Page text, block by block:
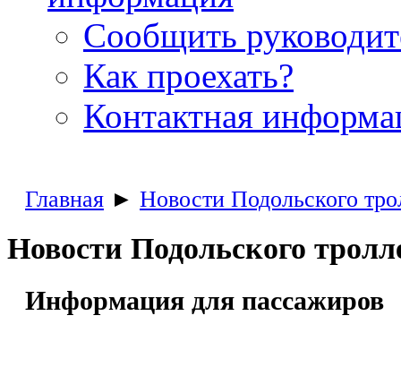
Сообщить
Как проехать?
Контактная
Главная ► Новости Подольского
Новости Подольского
Информация для пассажиров